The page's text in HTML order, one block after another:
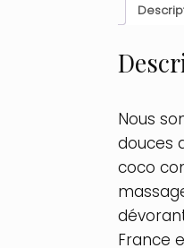
Nous
douces
coco
France